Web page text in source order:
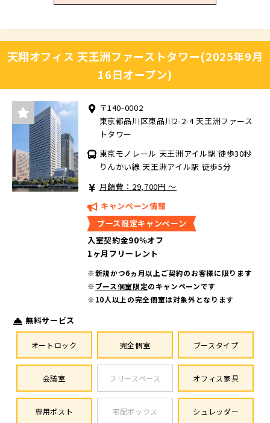
天翔オフィス 天王洲ファーストタワー(2025年9月
16日オープン)
〒140-0002
東京都品川区東品川2-2-4 天王洲ファース
トタワー
東京モノレール 天王洲アイル駅 徒歩30秒
りんかい線 天王洲アイル駅 徒歩5分
月額費：29,700円 ～
キャンペーン情報
ブース限定キャンペーン
入室契約金90％オフ
1ヶ月フリーレント
※新規かつ6ヵ月以上ご契約のお客様に限ります
※ ブース個室限定のキャンペーンです
※10人以上の完全個室は対象外となります
無料サービス
オートロック 完全個室 ブースタイプ
会議室 フリースペース オフィス家具
専用ポスト 宅配ボックス シュレッダー